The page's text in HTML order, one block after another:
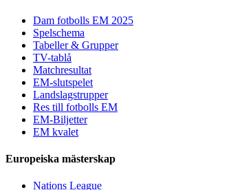
Dam fotbolls EM 2025
Spelschema
Tabeller & Grupper
TV-tablå
Matchresultat
EM-slutspelet
Landslagstrupper
Res till fotbolls EM
EM-Biljetter
EM kvalet
Europeiska mästerskap
Nations League